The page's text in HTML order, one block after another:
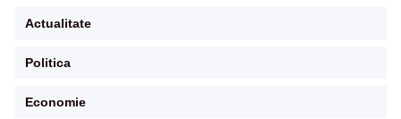
Actualitate
Politica
Economie